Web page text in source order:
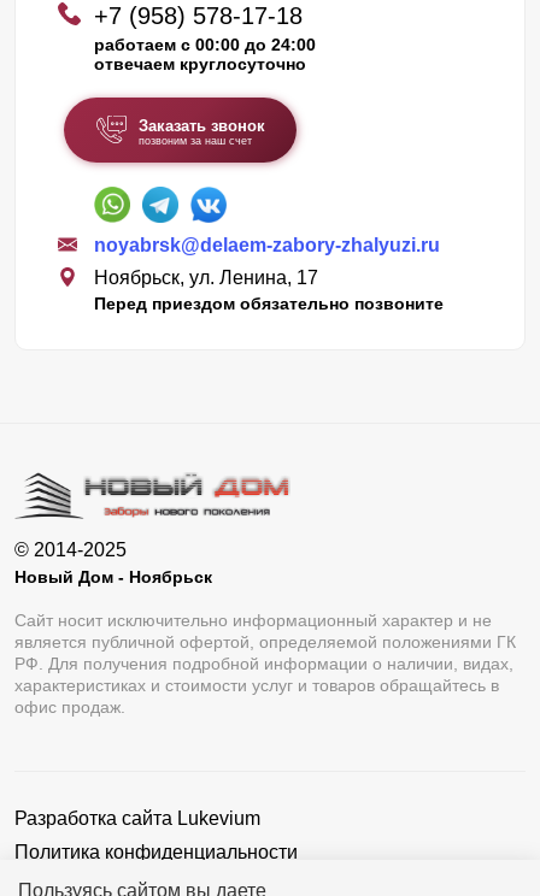
Пользуясь сайтом вы даете
+7 (958) 578-17-18
работаем с 00:00 до 24:00
отвечаем круглосуточно
Заказать звонок
позвоним за наш счет
noyabrsk@delaem-zabory-zhalyuzi.ru
Ноябрьск, ул. Ленина, 17
Перед приездом обязательно позвоните
© 2014-2025
Новый Дом - Ноябрьск
Сайт носит исключительно информационный характер и не
является публичной офертой, определяемой положениями ГК
РФ. Для получения подробной информации о наличии, видах,
характеристиках и стоимости услуг и товаров обращайтесь в
офис продаж.
Разработка сайта Lukevium
Политика конфиденциальности
Пользовательское соглашение